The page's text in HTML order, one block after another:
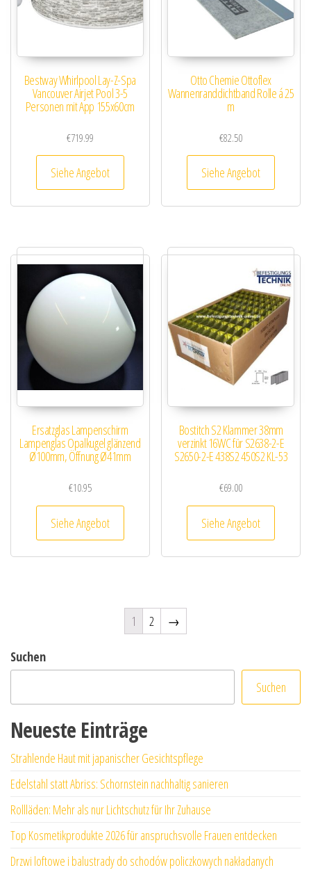
Bestway Whirlpool Lay-Z-Spa
Vancouver Airjet Pool 3-5
Personen mit App 155x60cm
€719.99
Siehe Angebot
Otto Chemie Ottoflex
Wannenranddichtband Rolle á 25
m
€82.50
Siehe Angebot
Ersatzglas Lampenschirm
Lampenglas Opalkugel glänzend
Ø100mm, Öffnung Ø41mm
€10.95
Siehe Angebot
Bostitch S2 Klammer 38mm
verzinkt 16WC für S2638-2-E
S2650-2-E 438S2 450S2 KL-53
€69.00
Siehe Angebot
1 2 →
Suchen
Suchen
Neueste Einträge
Strahlende Haut mit japanischer Gesichtspflege
Edelstahl statt Abriss: Schornstein nachhaltig sanieren
Rollläden: Mehr als nur Lichtschutz für Ihr Zuhause
Top Kosmetikprodukte 2026 für anspruchsvolle Frauen entdecken
Drzwi loftowe i balustrady do schodów policzkowych nakładanych